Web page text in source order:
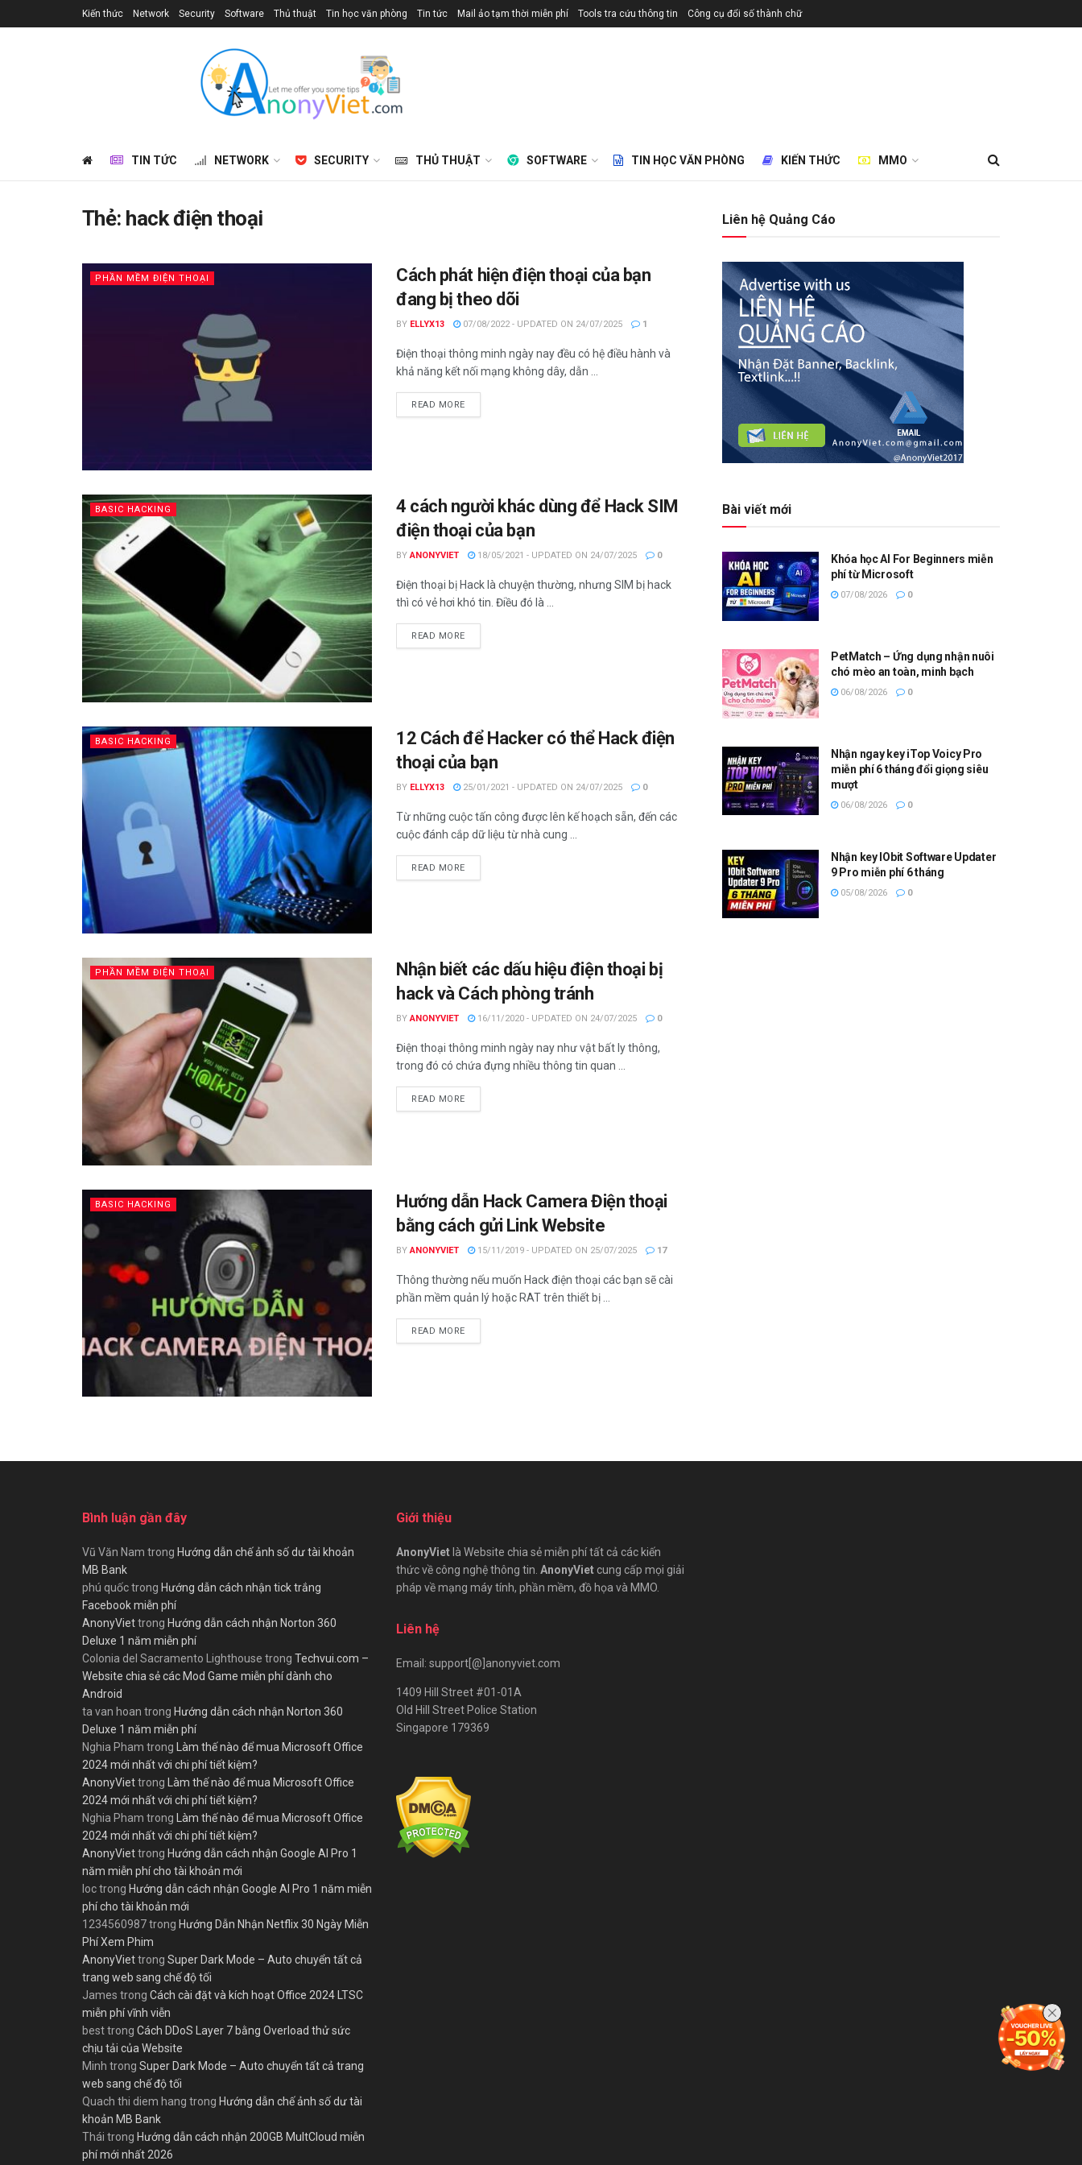
Kiến thức Network Security Software Thủ thuật Tin học văn phòng Tin tức Mail ảo tạm thời miễn phí Tools tra cứu thông tin Công cụ đổi số thành chữ
TIN TỨC NETWORK SECURITY THỦ THUẬT SOFTWARE TIN HỌC VĂN PHÒNG KIẾN THỨC MMO
Thẻ: hack điện thoại
PHẦN MỀM ĐIỆN THOẠI
Cách phát hiện điện thoại của bạn
đang bị theo dõi
BY ELLYX13 07/08/2022 - UPDATED ON 24/07/2025 1
Điện thoại thông minh ngày nay đều có hệ điều hành và
khả năng kết nối mạng không dây, dẫn ...
READ MOREDETAILS
BASIC HACKING
4 cách người khác dùng để Hack SIM
điện thoại của bạn
BY ANONYVIET 18/05/2021 - UPDATED ON 24/07/2025 0
Điện thoại bị Hack là chuyện thường, nhưng SIM bị hack
thì có vẻ hơi khó tin. Điều đó là ...
READ MOREDETAILS
BASIC HACKING
12 Cách để Hacker có thể Hack điện
thoại của bạn
BY ELLYX13 25/01/2021 - UPDATED ON 24/07/2025 0
Từ những cuộc tấn công được lên kế hoạch sẵn, đến các
cuộc đánh cắp dữ liệu từ nhà cung ...
READ MOREDETAILS
PHẦN MỀM ĐIỆN THOẠI
Nhận biết các dấu hiệu điện thoại bị
hack và Cách phòng tránh
BY ANONYVIET 16/11/2020 - UPDATED ON 24/07/2025 0
Điện thoại thông minh ngày nay như vật bất ly thông,
trong đó có chứa đựng nhiều thông tin quan ...
READ MOREDETAILS
BASIC HACKING
Hướng dẫn Hack Camera Điện thoại
bằng cách gửi Link Website
BY ANONYVIET 15/11/2019 - UPDATED ON 25/07/2025 17
Thông thường nếu muốn Hack điện thoại các bạn sẽ cài
phần mềm quản lý hoặc RAT trên thiết bị ...
READ MOREDETAILS
Liên hệ Quảng Cáo
Bài viết mới
Khóa học AI For Beginners miễn
phí từ Microsoft
07/08/2026 0
PetMatch – Ứng dụng nhận nuôi
chó mèo an toàn, minh bạch
06/08/2026 0
Nhận ngay key iTop Voicy Pro
miễn phí 6 tháng đổi giọng siêu
mượt
06/08/2026 0
Nhận key IObit Software Updater
9 Pro miễn phí 6 tháng
05/08/2026 0
Bình luận gần đây
Vũ Văn Nam trong Hướng dẫn chế ảnh số dư tài khoản
MB Bank
phú quốctrong Hướng dẫn cách nhận tick trắng
Facebook miễn phí
AnonyViettrong Hướng dẫn cách nhận Norton 360
Deluxe 1 năm miễn phí
Colonia del Sacramento Lighthouse trong Techvui.com –
Website chia sẻ các Mod Game miễn phí dành cho
Android
ta van hoan trong Hướng dẫn cách nhận Norton 360
Deluxe 1 năm miễn phí
Nghia Pham trong
Làm thế nào để mua Microsoft Office
2024 mới nhất với chi phí tiết kiệm?
AnonyViettrong
Làm thế nào để mua Microsoft Office
2024 mới nhất với chi phí tiết kiệm?
Nghia Pham trong
Làm thế nào để mua Microsoft Office
2024 mới nhất với chi phí tiết kiệm?
AnonyViettrong Hướng dẫn cách nhận Google AI Pro 1
năm miễn phí cho tài khoản mới
loctrong Hướng dẫn cách nhận Google AI Pro 1 năm miễn
phí cho tài khoản mới
1234560987trong Hướng Dẫn Nhận Netflix 30 Ngày Miễn
Phí Xem Phim
AnonyViettrong Super Dark Mode – Auto chuyển tất cả
trang web sang chế độ tối
James trong Cách cài đặt và kích hoạt Office 2024 LTSC
miễn phí vĩnh viễn
besttrong Cách DDoS Layer 7 bằng Overload thử sức
chịu tải của Website
Minh trong Super Dark Mode – Auto chuyển tất cả trang
web sang chế độ tối
Quach thi diem hang trong Hướng dẫn chế ảnh số dư tài
khoản MB Bank
Thái trong Hướng dẫn cách nhận 200GB MultCloud miễn
phí mới nhất 2026
Giới thiệu
AnonyViet là Website chia sẻ miễn phí tất cả các kiến
thức về công nghệ thông tin. AnonyViet cung cấp mọi giải
pháp về mạng máy tính, phần mềm, đồ họa và MMO.
Liên hệ
Email: support[@]anonyviet.com
1409 Hill Street #01-01A
Old Hill Street Police Station
Singapore 179369